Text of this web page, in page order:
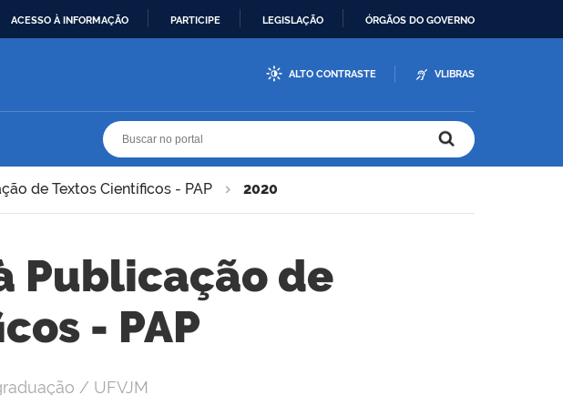
ACESSO À INFORMAÇÃO PARTICIPE LEGISLAÇÃO ÓRGÃOS DO GOVERNO
ALTO CONTRASTE VLIBRAS
de Textos Científicos - PAP 2020
Publicação de
- PAP
/ UFVJM